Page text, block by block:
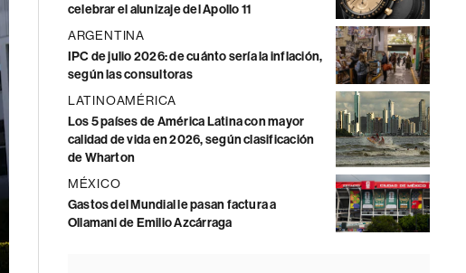
celebrar el alunizaje del Apollo 11
ARGENTINA
IPC de julio 2026: de cuánto sería la inflación,
según las consultoras
LATINOAMÉRICA
Los 5 países de América Latina con mayor
calidad de vida en 2026, según clasificación
de Wharton
MÉXICO
Gastos del Mundial le pasan factura a
Ollamani de Emilio Azcárraga